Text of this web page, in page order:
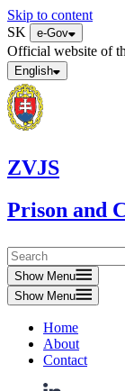
Skip to content
SK
e-Gov
Official website of
English
ZVJS
Prison and
Show Menu
Show Menu
Home
About
Contact